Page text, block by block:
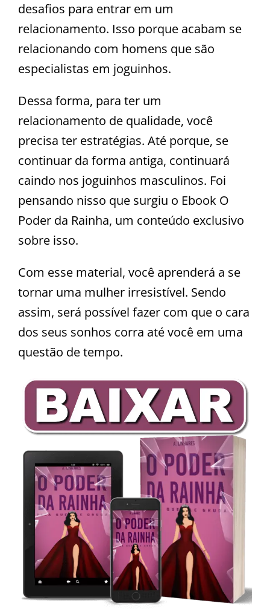
desafios para entrar em um
relacionamento. Isso porque acabam se
relacionando com homens que são
especialistas em joguinhos.
Dessa forma, para ter um
relacionamento de qualidade, você
precisa ter estratégias. Até porque, se
continuar da forma antiga, continuará
caindo nos joguinhos masculinos. Foi
pensando nisso que surgiu o Ebook O
Poder da Rainha, um conteúdo exclusivo
sobre isso.
Com esse material, você aprenderá a se
tornar uma mulher irresistível. Sendo
assim, será possível fazer com que o cara
dos seus sonhos corra até você em uma
questão de tempo.